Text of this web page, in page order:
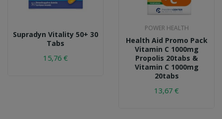
Supradyn Vitality 50+ 30
Tabs
15,76 €
POWER HEALTH
Health Aid Promo Pack
Vitamin C 1000mg
Propolis 20tabs &
Vitamin C 1000mg
20tabs
13,67 €